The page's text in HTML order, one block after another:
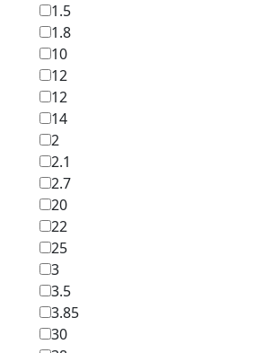
1.5
1.8
10
12
12
14
2
2.1
2.7
20
22
25
3
3.5
3.85
30